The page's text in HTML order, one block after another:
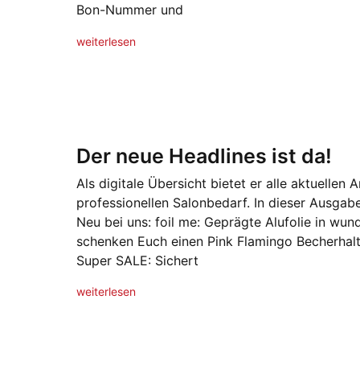
Bon-Nummer und
weiterlesen
Der neue Headlines ist da!
Als digitale Übersicht bietet er alle aktuellen
professionellen Salonbedarf. In dieser
Neu bei uns: foil me: Geprägte Alufolie in
schenken Euch einen Pink Flamingo
Super SALE: Sichert
weiterlesen